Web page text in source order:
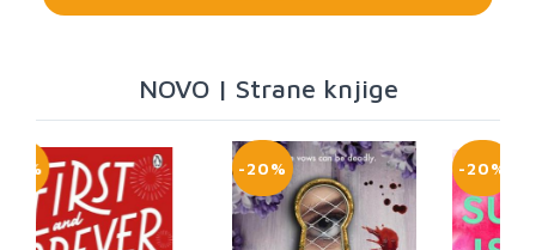
NOVO | Strane knjige
-20% -20%